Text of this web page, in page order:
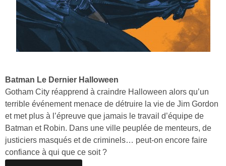
Batman Le Dernier Halloween
Gotham City réapprend à craindre Halloween alors qu’un
terrible événement menace de détruire la vie de Jim Gordon
et met plus à l’épreuve que jamais le travail d’équipe de
Batman et Robin. Dans une ville peuplée de menteurs, de
justiciers masqués et de criminels… peut-on encore faire
confiance à qui que ce soit ?